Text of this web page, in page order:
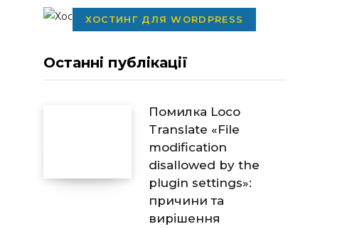
ХОСТИНГ ДЛЯ WORDPRESS
Останні публікації
Помилка Loco
Translate «File
modification
disallowed by the
plugin settings»:
причини та
вирішення